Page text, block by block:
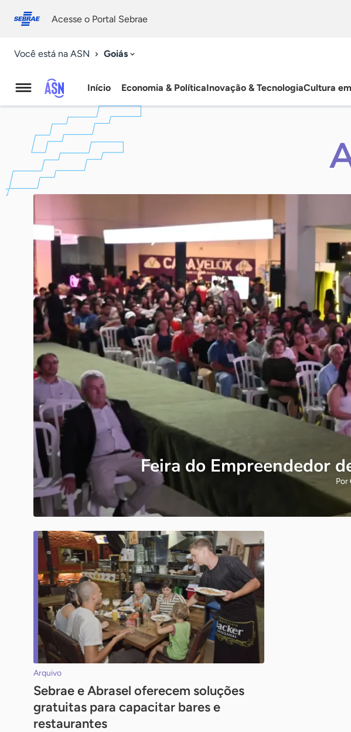
conosco
Acesse o Portal Sebrae
Você está na ASN Goiás
Agência
Sebrae
de
Notícias
Início Economia & PolíticaInovação & TecnologiaCultura
Feira do Empreendedor
Por
Arquivo
Sebrae e Abrasel oferecem soluções
gratuitas para capacitar bares e
restaurantes